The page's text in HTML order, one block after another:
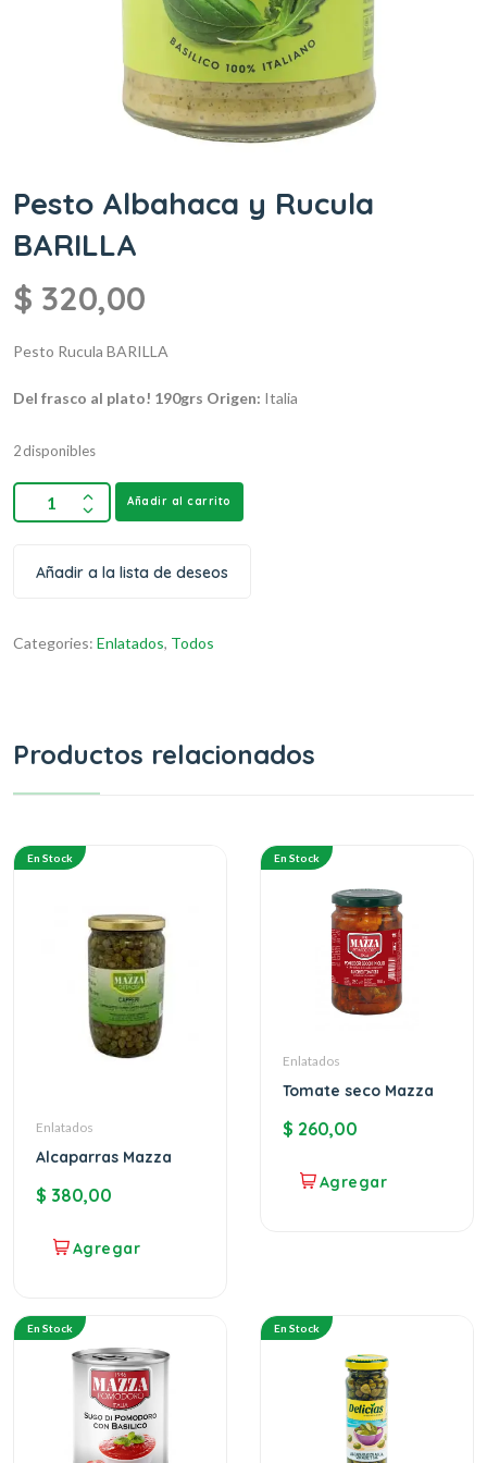
Pesto Albahaca y Rucula
BARILLA
$ 320,00
Pesto Rucula BARILLA
Del frasco al plato! 190grs Origen: Italia
2 disponibles
Añadir al carrito
Añadir a la lista de deseos
Categories: Enlatados, Todos
Productos relacionados
En Stock
Enlatados
Alcaparras Mazza
$ 380,00
En Stock
Enlatados
Tomate seco Mazza
$ 260,00
En Stock En Stock